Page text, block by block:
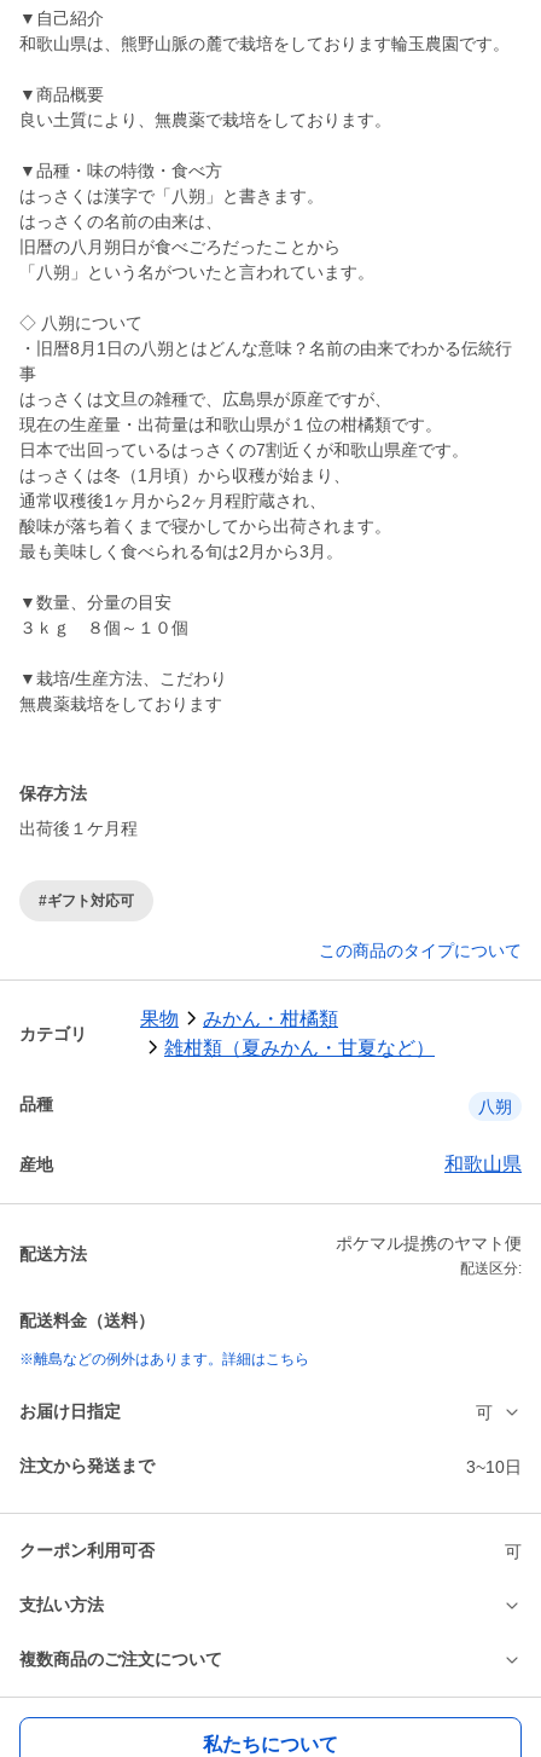
▼自己紹介
和歌山県は、熊野山脈の麓で栽培をしております輪玉農園です。
▼商品概要
良い土質により、無農薬で栽培をしております。
▼品種・味の特徴・食べ方
はっさくは漢字で「八朔」と書きます。
はっさくの名前の由来は、
旧暦の八月朔日が食べごろだったことから
「八朔」という名がついたと言われています。
◇ 八朔について
・旧暦8月1日の八朔とはどんな意味？名前の由来でわかる伝統行
事
はっさくは文旦の雑種で、広島県が原産ですが、
現在の生産量・出荷量は和歌山県が１位の柑橘類です。
日本で出回っているはっさくの7割近くが和歌山県産です。
はっさくは冬（1月頃）から収穫が始まり、
通常収穫後1ヶ月から2ヶ月程貯蔵され、
酸味が落ち着くまで寝かしてから出荷されます。
最も美味しく食べられる旬は2月から3月。
▼数量、分量の目安
３ｋｇ ８個～１０個
▼栽培/生産方法、こだわり
無農薬栽培をしております
保存方法
出荷後１ケ月程
#ギフト対応可
この商品のタイプについて
カテゴリ
果物
みかん・柑橘類
雑柑類（夏みかん・甘夏など）
品種 八朔
産地 和歌山県
配送方法
ポケマル提携のヤマト便
配送区分:
配送料金（送料）
※離島などの例外はあります。詳細はこちら
お届け日指定 可
注文から発送まで 3~10日
クーポン利用可否 可
支払い方法
複数商品のご注文について
私たちについて